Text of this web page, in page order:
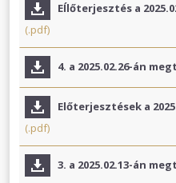
EÍlőterjesztés a
(.pdf)
4. a 2025.02.26-án
Előterjesztések a
(.pdf)
3. a 2025.02.13-án